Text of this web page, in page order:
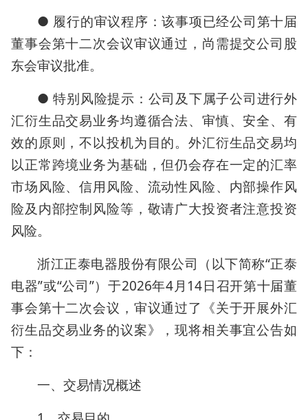
● 履行的审议程序：该事项已经公司第十届
董事会第十二次会议审议通过，尚需提交公司股
东会审议批准。
● 特别风险提示：公司及下属子公司进行外
汇衍生品交易业务均遵循合法、审慎、安全、有
效的原则，不以投机为目的。外汇衍生品交易均
以正常跨境业务为基础，但仍会存在一定的汇率
市场风险、信用风险、流动性风险、内部操作风
险及内部控制风险等，敬请广大投资者注意投资
风险。
浙江正泰电器股份有限公司（以下简称“正泰
电器”或“公司”）于2026年4月14日召开第十届董
事会第十二次会议，审议通过了《关于开展外汇
衍生品交易业务的议案》，现将相关事宜公告如
下：
一、交易情况概述